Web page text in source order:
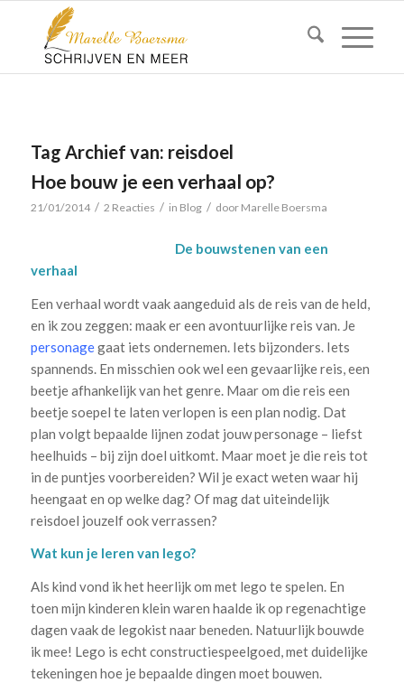
Tag Archief van: reisdoel
Hoe bouw je een verhaal op?
21/01/2014 / 2 Reacties / in Blog / door Marelle Boersma
De bouwstenen van een
verhaal
Een verhaal wordt vaak aangeduid als de reis van de held,
en ik zou zeggen: maak er een avontuurlijke reis van. Je
personagegaat iets ondernemen. Iets bijzonders. Iets
spannends. En misschien ook wel een gevaarlijke reis, een
beetje afhankelijk van het genre. Maar om die reis een
beetje soepel te laten verlopen is een plan nodig. Dat
plan volgt bepaalde lijnen zodat jouw personage – liefst
heelhuids – bij zijn doel uitkomt. Maar moet je die reis tot
in de puntjes voorbereiden? Wil je exact weten waar hij
heengaat en op welke dag? Of mag dat uiteindelijk
reisdoel jouzelf ook verrassen?
Wat kun je leren van lego?
Als kind vond ik het heerlijk om met lego te spelen. En
toen mijn kinderen klein waren haalde ik op regenachtige
dagen vaak de legokist naar beneden. Natuurlijk bouwde
ik mee! Lego is echt constructiespeelgoed, met duidelijke
tekeningen hoe je bepaalde dingen moet bouwen.